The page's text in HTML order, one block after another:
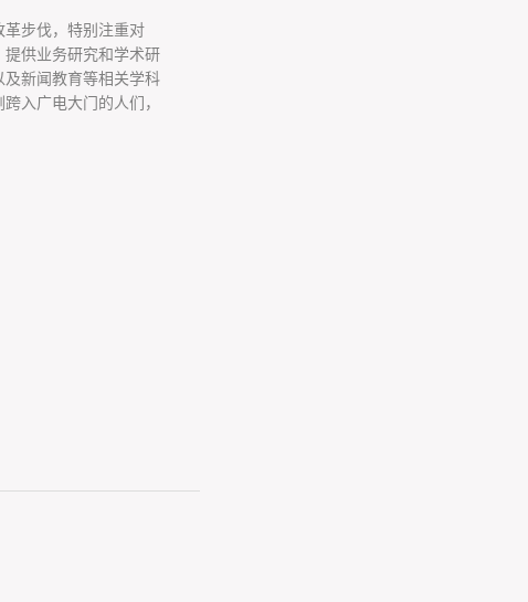
步伐，特别注重对
供业务研究和学术研
新闻教育等相关学科
入广电大门的人们，